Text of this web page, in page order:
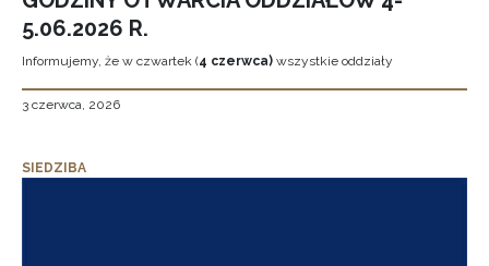
5.06.2026 R.
Informujemy, że w czwartek (4 czerwca) wszystkie oddziały
3 czerwca, 2026
SIEDZIBA